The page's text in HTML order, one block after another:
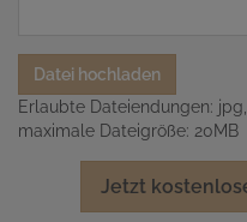
Datei hochladen
Erlaubte Dateiendungen:
maximale Dateigröße: 20MB
Jetzt